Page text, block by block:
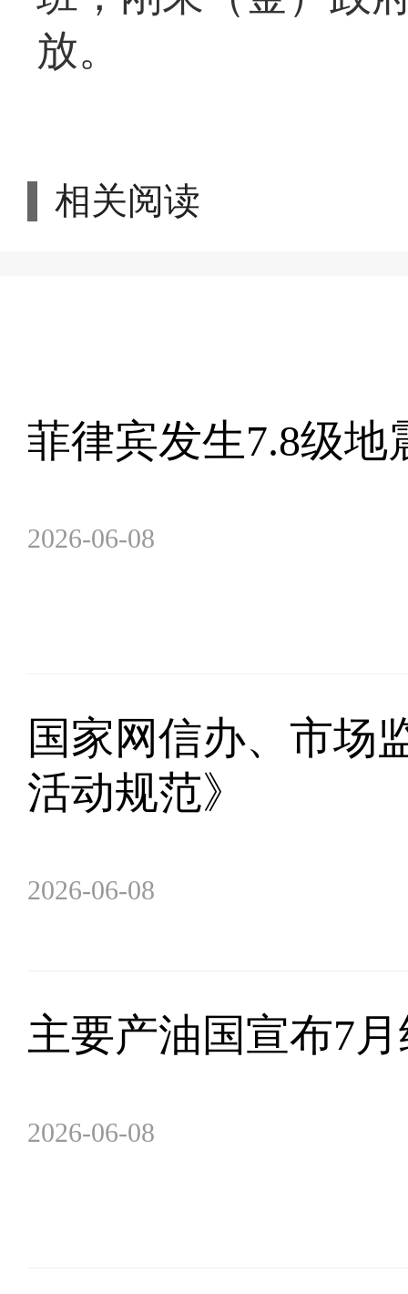
放。
相关阅读
菲律宾发生7.8级地
2026-06-08
国家网信办、市场
活动规范》
2026-06-08
主要产油国宣布7
2026-06-08